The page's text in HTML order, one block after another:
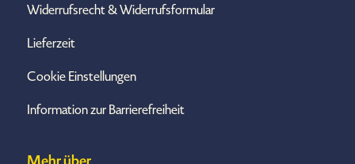
Widerrufsrecht & Widerrufsformular
Lieferzeit
Cookie Einstellungen
Information zur Barrierefreiheit